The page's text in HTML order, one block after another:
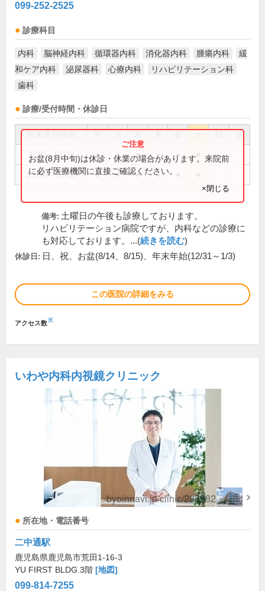
099-252-2525
診療科目
内科 脳神経内科 循環器内科 消化器内科 腫瘍内科
緩
和ケア内科
泌尿器科 心療内科
リハビリテーション科
歯科
診療/受付時間・休診日
祝
8:30～12:00 ● ● ● ● ●
13:30～17:00 ● ● ● ●
お盆(8月中旬)は休診・休業の場合があります。来院前
に必ず医療機関に直接ご確認ください。
×閉じる
備考: 土曜日の午後も診療しております。
リハビリテーション病院ですが、内科などの診療に
も対応しております。...(続きを読む)
休診日: 日、祝、お盆(8/14、8/15)、年末年始(12/31～1/3)
この医院の詳細をみる
アクセス数※
いわや内科内視鏡クリニック
所在地・電話番号
二中通駅
鹿児島県鹿児島市荒田1-16-3
YU FIRST BLDG.3階 [地図]
099-814-7255